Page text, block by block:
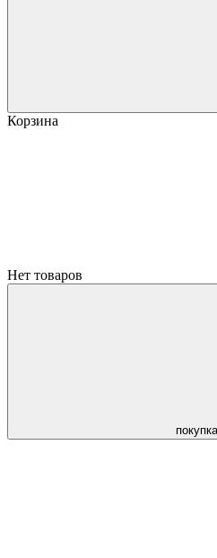
Корзина
Нет товаров